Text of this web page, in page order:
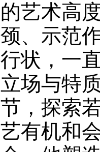
的艺术高
颈、示范
行状，一
立场与特
节，探索
艺有机和